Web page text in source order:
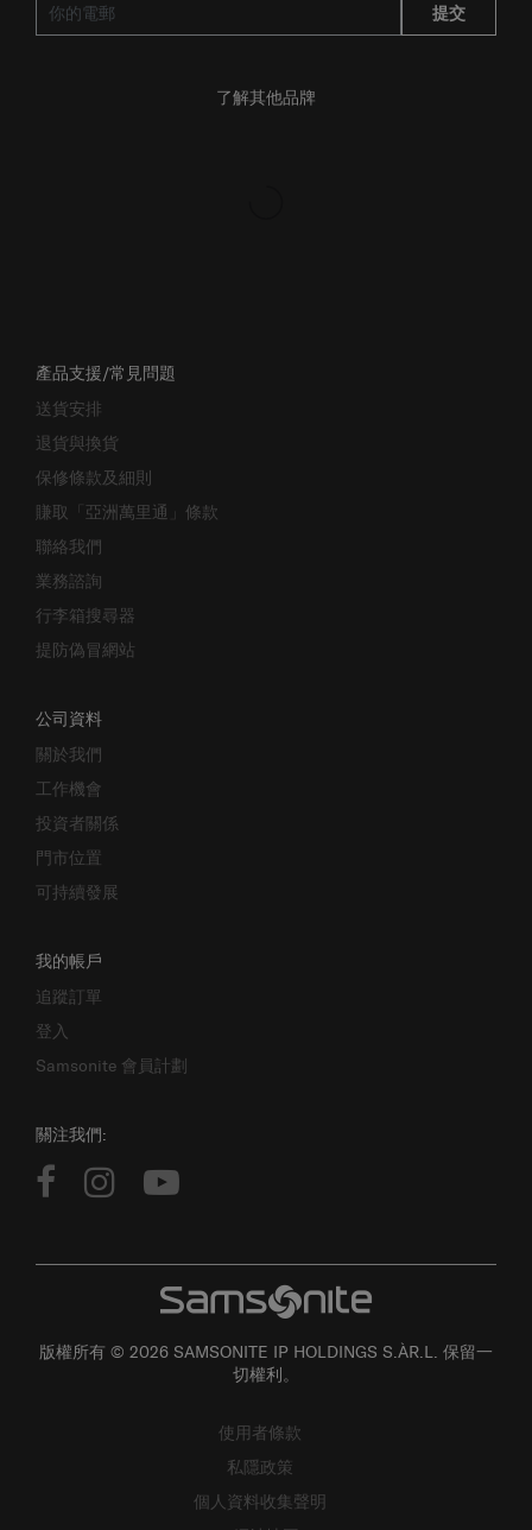
提交
了解其他品牌
產品支援/常見問題
送貨安排
退貨與換貨
保修條款及細則
賺取「亞洲萬里通」條款
聯絡我們
業務諮詢
行李箱搜尋器
提防偽冒網站
公司資料
關於我們
工作機會
投資者關係
門市位置
可持續發展
我的帳戶
追蹤訂單
登入
Samsonite 會員計劃
關注我們:
版權所有 © 2026 SAMSONITE IP HOLDINGS S.ÀR.L. 保留一
切權利。
使用者條款
私隱政策
個人資料收集聲明